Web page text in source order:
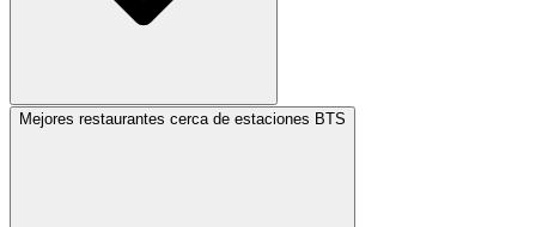
Mejores restaurantes cerca de estaciones BTS